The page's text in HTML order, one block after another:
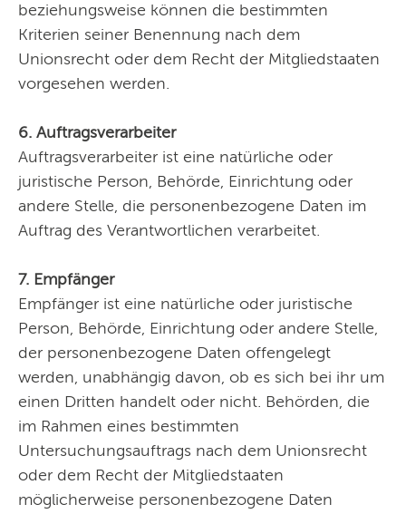
beziehungsweise können die bestimmten
Kriterien seiner Benennung nach dem
Unionsrecht oder dem Recht der Mitgliedstaaten
vorgesehen werden.
6. Auftragsverarbeiter
Auftragsverarbeiter ist eine natürliche oder
juristische Person, Behörde, Einrichtung oder
andere Stelle, die personenbezogene Daten im
Auftrag des Verantwortlichen verarbeitet.
7. Empfänger
Empfänger ist eine natürliche oder juristische
Person, Behörde, Einrichtung oder andere Stelle,
der personenbezogene Daten offengelegt
werden, unabhängig davon, ob es sich bei ihr um
einen Dritten handelt oder nicht. Behörden, die
im Rahmen eines bestimmten
Untersuchungsauftrags nach dem Unionsrecht
oder dem Recht der Mitgliedstaaten
möglicherweise personenbezogene Daten